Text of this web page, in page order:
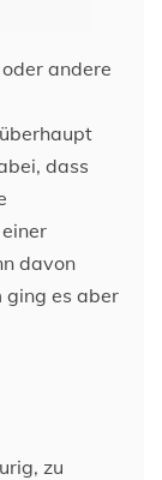
andere
dass
davon
ging es aber
zu